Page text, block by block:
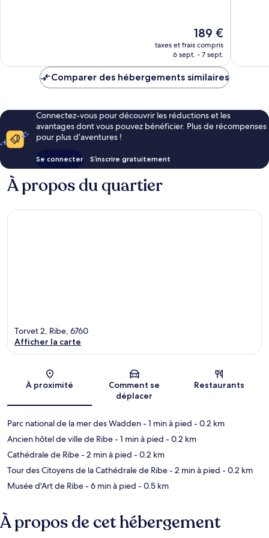
Le
nouveau
prix
de
189 €
taxes et frais compris
6 sept. - 7 sept.
Comparer des hébergements similaires
Connectez-vous pour découvrir les réductions et les
avantages dont vous pouvez bénéficier. Plus de récompenses
pour plus d’aventures !
Se connecter S’inscrire gratuitement
À propos du quartier
Carte
Torvet 2, Ribe, 6760
Afficher la carte
À proximité
Comment se
déplacer
Restaurants
Parc national de la mer des Wadden- 1 min à pied - 0.2 km
Ancien hôtel de ville de Ribe- 1 min à pied - 0.2 km
Cathédrale de Ribe- 2 min à pied - 0.2 km
Tour des Citoyens de la Cathédrale de Ribe- 2 min à pied - 0.2 km
Musée d'Art de Ribe- 6 min à pied - 0.5 km
À propos de cet hébergement